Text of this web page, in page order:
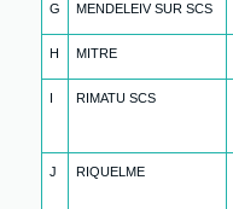
G MENDELEIV SUR SCS
H MITRE
I RIMATU SCS
J RIQUELME